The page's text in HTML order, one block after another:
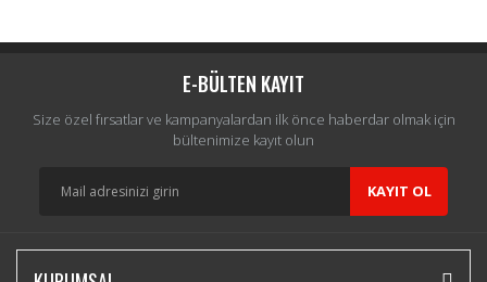
E-BÜLTEN KAYIT
Size özel fırsatlar ve kampanyalardan ilk önce haberdar olmak için
bültenimize kayıt olun
KAYIT OL